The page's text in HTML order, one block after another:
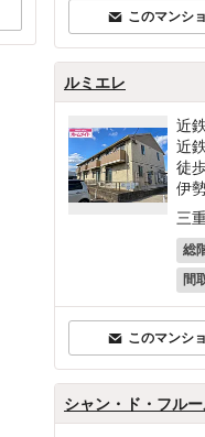
このマンシ
ルミエレ
近
近
徒
伊
三
総
間
このマンシ
シャン・ド・フルー